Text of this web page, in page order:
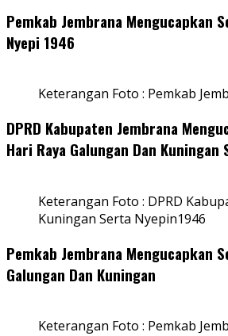
Pemkab Jembrana Mengucapkan
Nyepi 1946
Keterangan Foto : Pemkab
DPRD Kabupaten Jembrana
Hari Raya Galungan Dan Kuningan
Keterangan Foto : DPRD
Kuningan Serta Nyepin1946
Pemkab Jembrana Mengucapkan
Galungan Dan Kuningan
Keterangan Foto : Pemkab